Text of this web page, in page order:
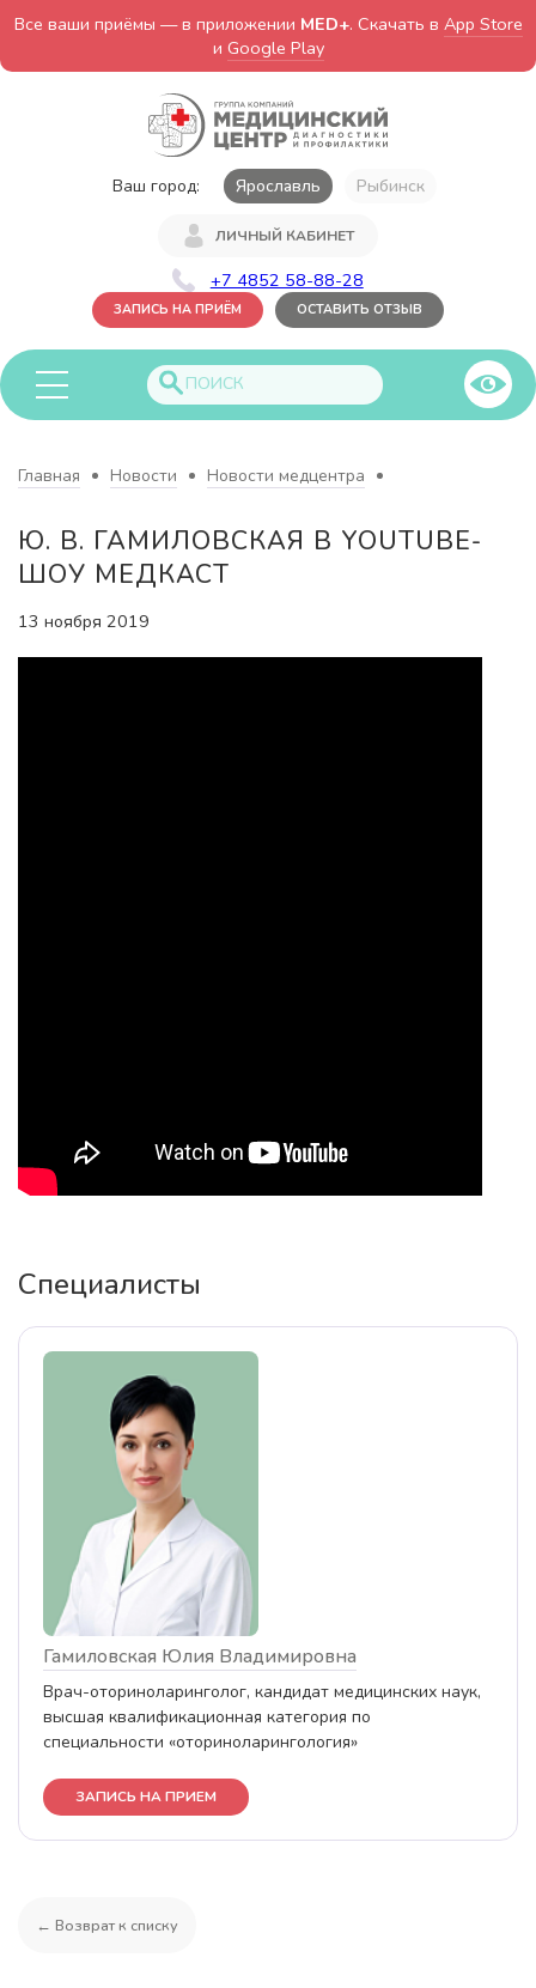
Все ваши приёмы — в приложении MED+. Скачать в App Store
и Google Play
Ваш город: Ярославль Рыбинск
ЛИЧНЫЙ КАБИНЕТ
+7 4852 58-88-28
ЗАПИСЬ НА ПРИЁМ ОСТАВИТЬ ОТЗЫВ
Главная Новости Новости медцентра
Ю. В. ГАМИЛОВСКАЯ В YOUTUBE-
ШОУ МЕДКАСТ
13 ноября 2019
Специалисты
Гамиловская Юлия Владимировна
Врач-оториноларинголог, кандидат медицинских наук,
высшая квалификационная категория по
специальности «оториноларингология»
ЗАПИСЬ НА ПРИЕМ
← Возврат к списку